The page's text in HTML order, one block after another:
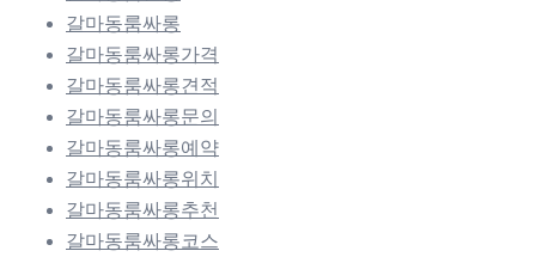
갈마동룸싸롱
갈마동룸싸롱가격
갈마동룸싸롱견적
갈마동룸싸롱문의
갈마동룸싸롱예약
갈마동룸싸롱위치
갈마동룸싸롱추천
갈마동룸싸롱코스